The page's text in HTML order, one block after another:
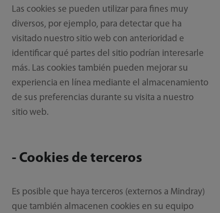
Las cookies se pueden utilizar para fines muy
diversos, por ejemplo, para detectar que ha
visitado nuestro sitio web con anterioridad e
identificar qué partes del sitio podrían interesarle
más. Las cookies también pueden mejorar su
experiencia en línea mediante el almacenamiento
de sus preferencias durante su visita a nuestro
sitio web.
- Cookies de terceros
Es posible que haya terceros (externos a Mindray)
que también almacenen cookies en su equipo